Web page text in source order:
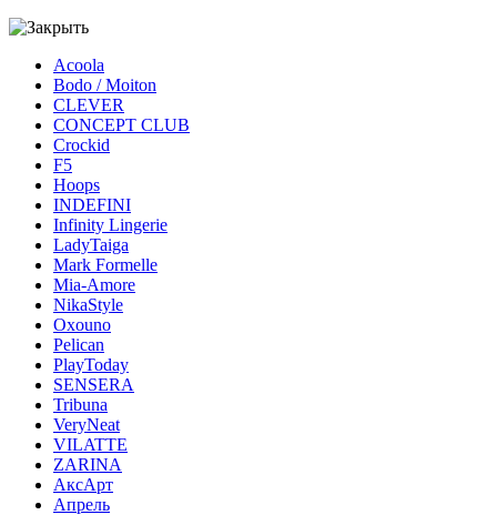
Acoola
Bodo / Moiton
CLEVER
CONCEPT CLUB
Crockid
F5
Hoops
INDEFINI
Infinity Lingerie
LadyTaiga
Mark Formelle
Mia-Amore
NikaStyle
Oxouno
Pelican
PlayToday
SENSERA
Tribuna
VeryNeat
VILATTE
ZARINA
АксАрт
Апрель